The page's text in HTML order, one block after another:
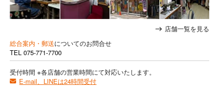
店舗一覧を見る
総合案内・郵送についてのお問合せ
TEL 075-771-7700
受付時間 ※各店舗の営業時間にて対応いたします。
E-mail、LINEは24時間受付